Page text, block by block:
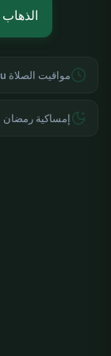
مواقيت الصلاة Lindenberg im Allgau
إمساكية رمضان Lindenberg im Allgau